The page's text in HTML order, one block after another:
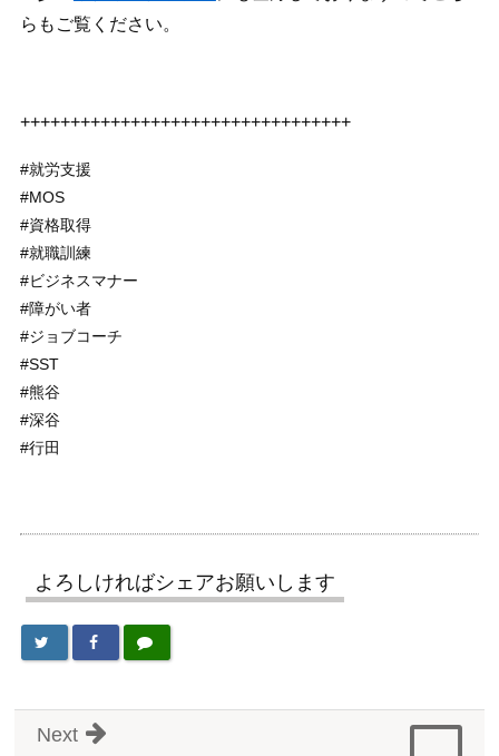
らもご覧ください。
+++++++++++++++++++++++++++++++++
#就労支援
#MOS
#資格取得
#就職訓練
#ビジネスマナー
#障がい者
#ジョブコーチ
#SST
#熊谷
#深谷
#行田
よろしければシェアお願いします
Next